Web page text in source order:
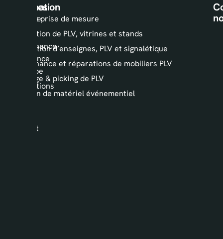
Information
L’agence
Maintenance
PLV France
& Europe
Réalisations
Contact
Services
Audit et prise de mesure
Installation de PLV, vitrines et stands
Fabrication d’enseignes, PLV et signalétique
Maintenance et réparations de mobiliers PLV
Stockage & picking de PLV
Location de matériel événementiel